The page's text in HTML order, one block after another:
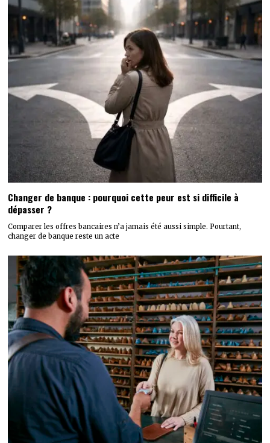
Changer de banque : pourquoi cette peur est si difficile à
dépasser ?
Comparer les offres bancaires n’a jamais été aussi simple. Pourtant,
changer de banque reste un acte